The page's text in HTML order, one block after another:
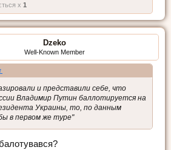
x 1
Dzeko
Well-Known Member
↑
и представили себе, что
Владимир Путин баллотируется на
Украины, то, по данным
в первом же туре"